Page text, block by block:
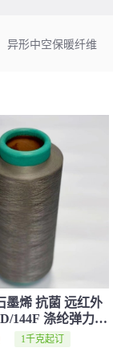
异形中空保暖纤维
墨烯 抗菌 远红外
144F 涤纶弹力丝
1千克起订